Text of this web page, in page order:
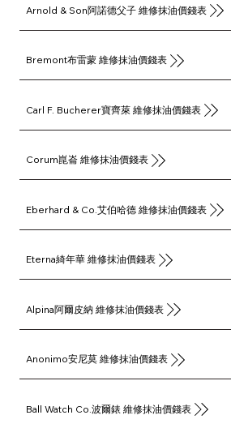
Arnold & Son阿諾德父子 維修抹油價錢表
Bremont布雷蒙 維修抹油價錢表
Carl F. Bucherer寶齊萊 維修抹油價錢表
Corum崑崙 維修抹油價錢表
Eberhard & Co.艾伯哈德 維修抹油價錢表
Eterna綺年華 維修抹油價錢表
Alpina阿爾皮納 維修抹油價錢表
Anonimo安尼莫 維修抹油價錢表
Ball Watch Co.波爾錶 維修抹油價錢表